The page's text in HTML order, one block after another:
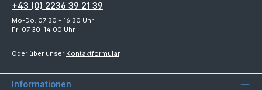
+43 (0) 2236 39 21 39
Mo-Do: 07:30 - 16:30 Uhr
Fr: 07:30-14:00 Uhr
Oder über unser Kontaktformular.
Informationen